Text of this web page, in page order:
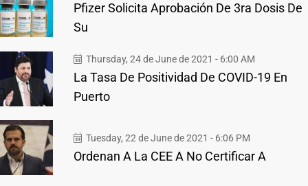
Pfizer Solicita Aprobación De 3ra Dosis De
Su
Thursday, 24 de June de 2021 - 6:00 AM
La Tasa De Positividad De COVID-19 En
Puerto
Tuesday, 22 de June de 2021 - 6:06 PM
Ordenan A La CEE A No Certificar A